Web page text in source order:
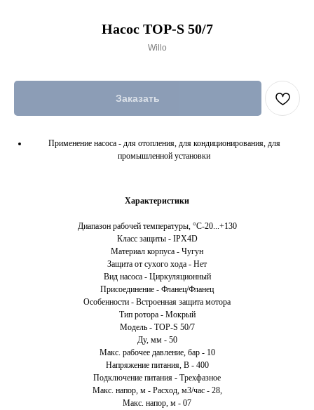
Насос TOP-S 50/7
Willo
Заказать
Применение насоса - для отопления, для кондиционирования, для
промышленной установки
Характеристики
Диапазон рабочей температуры, °С-20...+130
Класс защиты - IPX4D
Материал корпуса - Чугун
Защита от сухого хода - Нет
Вид насоса - Циркуляционный
Присоединение - Фланец/Фланец
Особенности - Встроенная защита мотора
Тип ротора - Мокрый
Модель - TOP-S 50/7
Ду, мм - 50
Макс. рабочее давление, бар - 10
Напряжение питания, В - 400
Подключение питания - Трехфазное
Макс. напор, м - Расход, м3/час - 28,
Макс. напор, м - 07